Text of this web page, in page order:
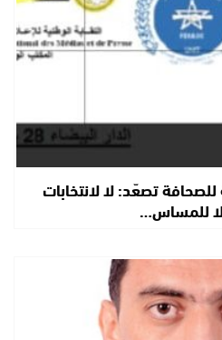
للصحافة تصعّد: لا لانتخابات
للمساس…